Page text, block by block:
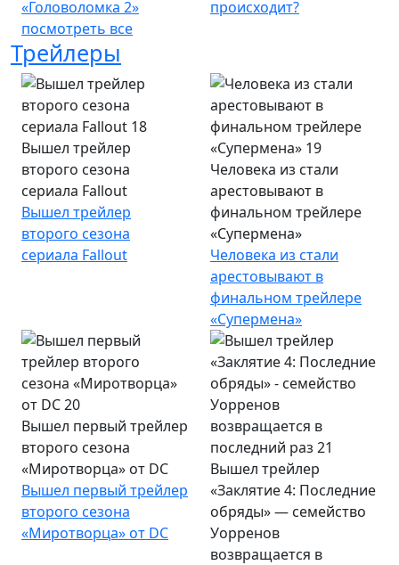
«Головоломка 2»
происходит?
посмотреть все
Трейлеры
Вышел трейлер
второго сезона
сериала Fallout
Вышел трейлер
второго сезона
сериала Fallout
Человека из стали
арестовывают в
финальном трейлере
«Супермена»
Человека из стали
арестовывают в
финальном трейлере
«Супермена»
Вышел первый трейлер
второго сезона
«Миротворца» от DC
Вышел первый трейлер
второго сезона
«Миротворца» от DC
Вышел трейлер
«Заклятие 4: Последние
обряды» — семейство
Уорренов
возвращается в